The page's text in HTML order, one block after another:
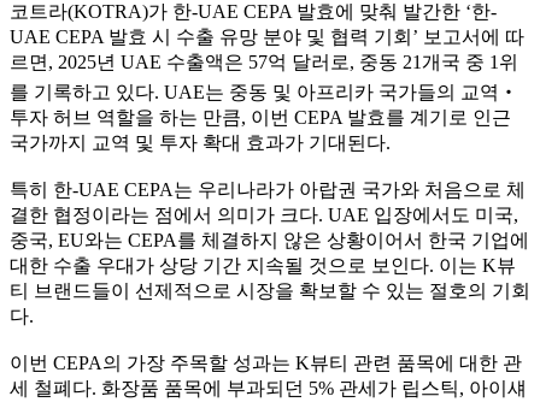
코트라(KOTRA)가 한-UAE CEPA 발효에 맞춰 발간한 ‘한-
UAE CEPA 발효 시 수출 유망 분야 및 협력 기회’ 보고서에 따
르면, 2025년 UAE 수출액은 57억 달러로, 중동 21개국 중 1위
를 기록하고 있다. UAE는 중동 및 아프리카 국가들의 교역‧
투자 허브 역할을 하는 만큼, 이번 CEPA 발효를 계기로 인근
국가까지 교역 및 투자 확대 효과가 기대된다.
특히 한-UAE CEPA는 우리나라가 아랍권 국가와 처음으로 체
결한 협정이라는 점에서 의미가 크다. UAE 입장에서도 미국,
중국, EU와는 CEPA를 체결하지 않은 상황이어서 한국 기업에
대한 수출 우대가 상당 기간 지속될 것으로 보인다. 이는 K뷰
티 브랜드들이 선제적으로 시장을 확보할 수 있는 절호의 기회
다.
이번 CEPA의 가장 주목할 성과는 K뷰티 관련 품목에 대한 관
세 철폐다. 화장품 품목에 부과되던 5% 관세가 립스틱, 아이섀